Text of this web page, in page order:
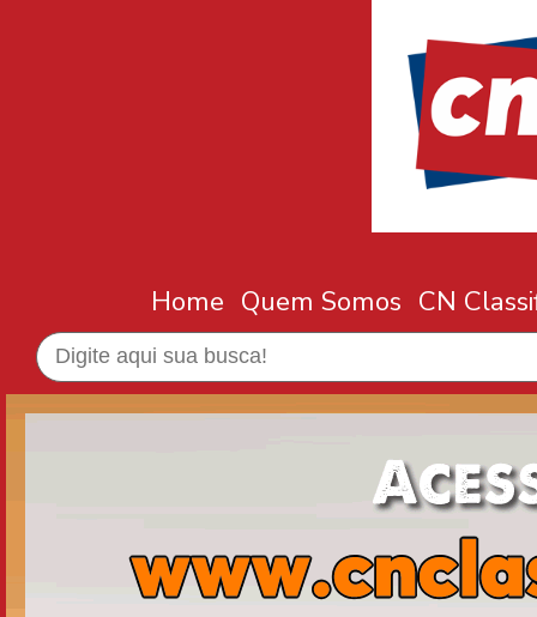
Home Quem Somos CN